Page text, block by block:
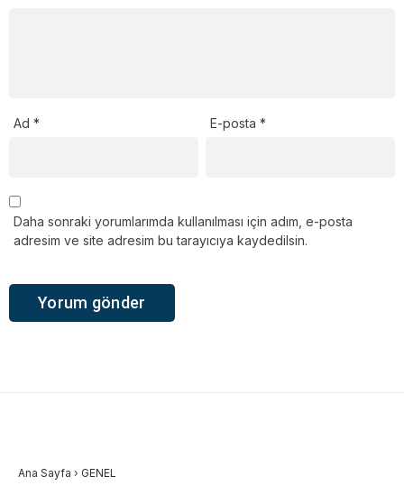
Ad * E-posta*
Daha sonraki yorumlarımda kullanılması için adım, e-posta
adresim ve site adresim bu tarayıcıya kaydedilsin.
Ana Sayfa › GENEL